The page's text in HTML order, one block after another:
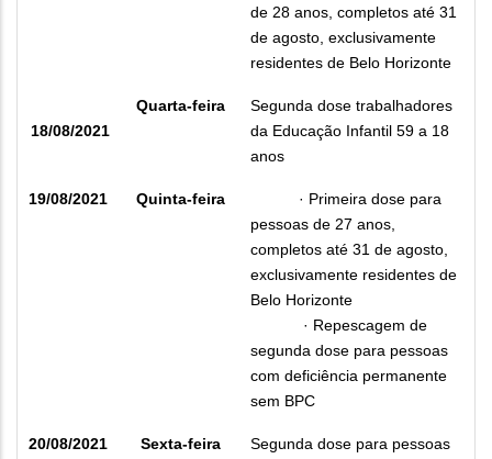
de 28 anos, completos até 31
de agosto, exclusivamente
residentes de Belo Horizonte
18/08/2021
Quarta-feira
Segunda dose trabalhadores
da Educação Infantil 59 a 18
anos
19/08/2021 Quinta-feira · Primeira dose para
pessoas de 27 anos,
completos até 31 de agosto,
exclusivamente residentes de
Belo Horizonte
· Repescagem de
segunda dose para pessoas
com deficiência permanente
sem BPC
20/08/2021 Sexta-feira
Segunda dose para pessoas